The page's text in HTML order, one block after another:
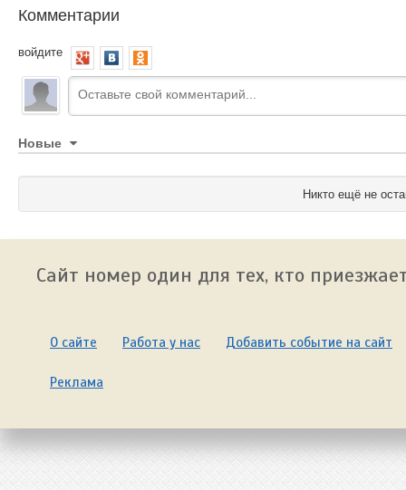
Комментарии
войдите
Новые
Никто ещё не
Сайт номер один для тех, кто
О сайте Работа у нас Добавить событие на сайт
Реклама